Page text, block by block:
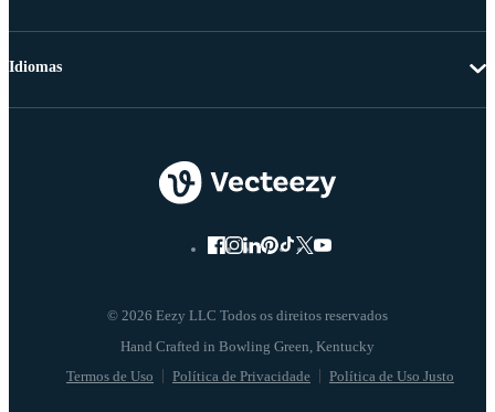
© 2026 Eezy LLC Todos os direitos reservados
Termos de Uso Política de Privacidade Política de Uso Justo
Idiomas